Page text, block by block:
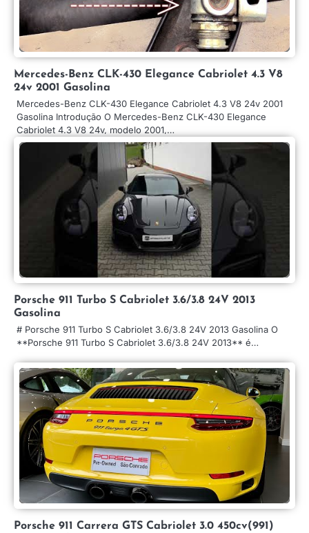
Mercedes-Benz CLK-430 Elegance Cabriolet 4.3 V8
24v 2001 Gasolina
Mercedes-Benz CLK-430 Elegance Cabriolet 4.3 V8 24v 2001
Gasolina Introdução O Mercedes-Benz CLK-430 Elegance
Cabriolet 4.3 V8 24v, modelo 2001,…
Porsche 911 Turbo S Cabriolet 3.6/3.8 24V 2013
Gasolina
# Porsche 911 Turbo S Cabriolet 3.6/3.8 24V 2013 Gasolina O
**Porsche 911 Turbo S Cabriolet 3.6/3.8 24V 2013** é…
Porsche 911 Carrera GTS Cabriolet 3.0 450cv(991)